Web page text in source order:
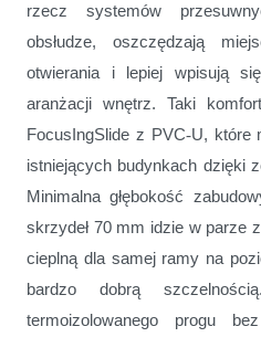
rzecz systemów
obsłudze, oszczędzają
otwierania i lepiej wpisują
aranżacji wnętrz. Taki
FocusIngSlide z PVC‑U, które
istniejących budynkach dzięki
Minimalna głębokość
skrzydeł 70 mm idzie w parze
cieplną dla samej ramy na
bardzo dobrą
termoizolowanego progu